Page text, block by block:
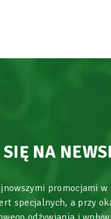
NA
promocjami
specjalnych, a przy